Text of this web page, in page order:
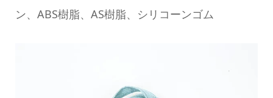
ン、ABS樹脂、AS樹脂、シリコーンゴム